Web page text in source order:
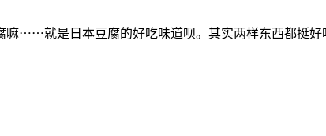
⋯⋯就是日本豆腐的好吃味道呗。其实两样东西都挺好